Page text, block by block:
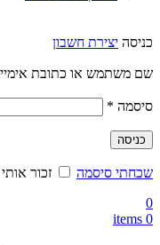
כניסה יצירת חשבון
שם משתמש או כתובת
סיסמה *
כניסה
שכחתי סיסמה
זכור אותי
0
0
items